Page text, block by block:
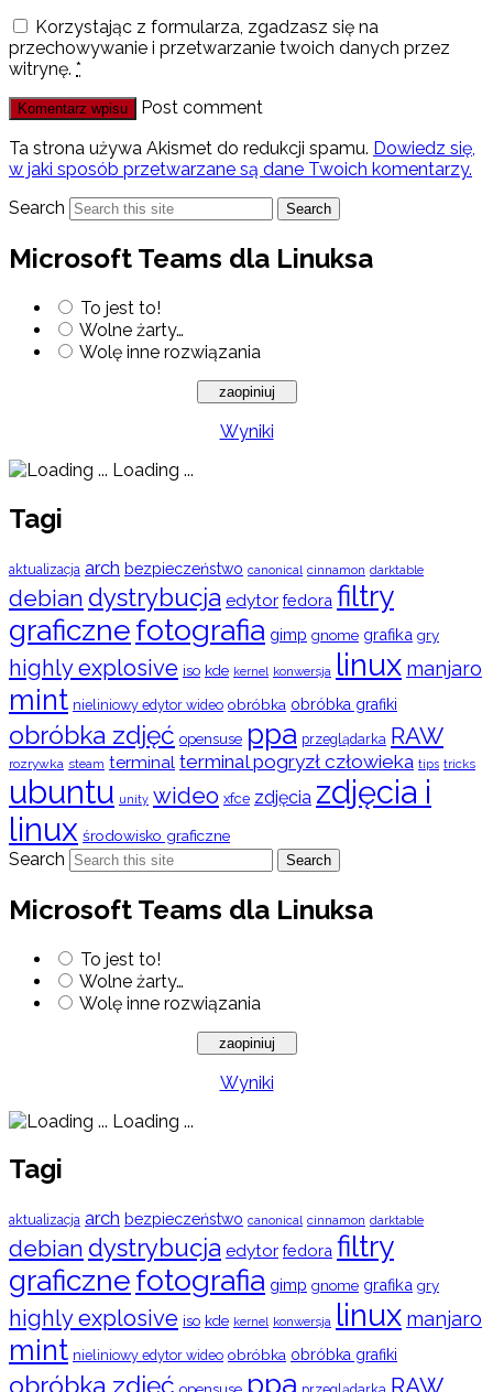
Korzystając z formularza, zgadzasz się na
przechowywanie i przetwarzanie twoich danych przez
witrynę. *
Post comment
Ta strona używa Akismet do redukcji spamu. Dowiedz się,
w jaki sposób przetwarzane są dane Twoich komentarzy.
Search
Search
Microsoft Teams dla Linuksa
To jest to!
Wolne żarty…
Wolę inne rozwiązania
Wyniki
Loading ...
Tagi
aktualizacja arch bezpieczeństwo canonical cinnamon darktable
debian dystrybucja edytor fedora filtry
graficznefotografia gimp gnome grafika gry
highly explosive iso kde kernel konwersja linux manjaro
mint nieliniowy edytor wideo obróbka obróbka grafiki
obróbka zdjęć opensuse ppa przeglądarka RAW
rozrywka steam terminal terminal pogryzł człowieka tips tricks
ubuntu unity wideo xfce zdjęcia zdjęcia i
linux środowisko graficzne
Search Search
Microsoft Teams dla Linuksa
To jest to!
Wolne żarty…
Wolę inne rozwiązania
Wyniki
Loading ...
Tagi
aktualizacja arch bezpieczeństwo canonical cinnamon darktable
debian dystrybucja edytor fedora filtry
graficznefotografia gimp gnome grafika gry
highly explosive iso kde kernel konwersja linux manjaro
mint nieliniowy edytor wideo obróbka obróbka grafiki
obróbka zdjęć ppa RAW